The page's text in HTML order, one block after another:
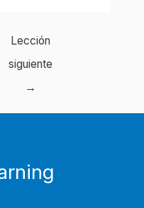
Lección
siguiente
→